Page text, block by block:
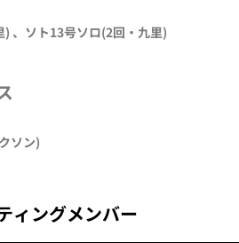
) 、 ソト13号ソロ(2回・ 九里)
ソン)
ィングメンバー